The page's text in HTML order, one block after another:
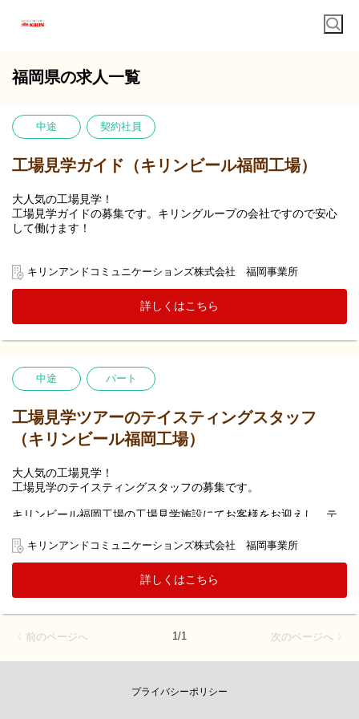
福岡県の求人一覧
中途 契約社員
工場見学ガイド（キリンビール福岡工場）
大人気の工場見学！
工場見学ガイドの募集です。キリングループの会社ですので安心
して働けます！
等をご覧になっていただくとともに、出来たてのビール等をご試
飲いただく「工場見学」ツアーの案内役として、キリングループ
の魅力をお客様にお伝えしていただきます。
キリンアンドコミュニケーションズ株式会社 福岡事業所
詳しくはこちら
中途 パート
工場見学ツアーのテイスティングスタッフ
（キリンビール福岡工場）
大人気の工場見学！
工場見学のテイスティングスタッフの募集です。
キリンビール福岡工場の工場見学施設にてお客様をお迎えし、テ
す。
変更の範囲：当面の間、テイスティングスタッフに従事頂く予定
ただし、ご本人の適性や状況により受付・お問い合わせ対応業
務、ショップ業務（テイスティング以外の職種）も従事して頂く
キリンアンドコミュニケーションズ株式会社 福岡事業所
詳しくはこちら
〈 前のページへ 1/1 次のページへ 〉
プライバシーポリシー